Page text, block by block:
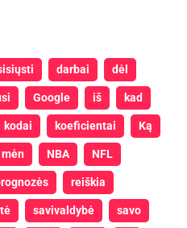
darbai dėl
Google iš kad
kodai koeficientai Ką
mėn NBA NFL
reiškia
savivaldybė savo